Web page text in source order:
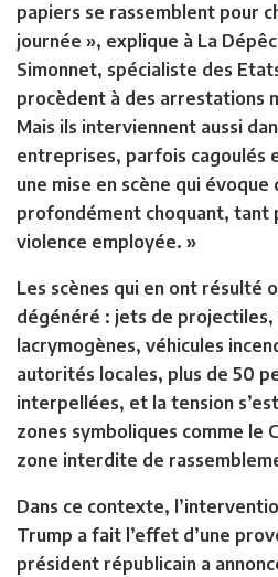
papiers se rassemblent pour
journée », explique à La
Simonnet, spécialiste des
procèdent à des arrestations
Mais ils interviennent aussi
entreprises, parfois cagoulés
une mise en scène qui évoque
profondément choquant, tant
violence employée. »
Les scènes qui en ont résulté
dégénéré : jets de projectiles,
lacrymogènes, véhicules
autorités locales, plus de 50
interpellées, et la tension
zones symboliques comme le
zone interdite de
Dans ce contexte,
Trump a fait l’effet d’une
président républicain a